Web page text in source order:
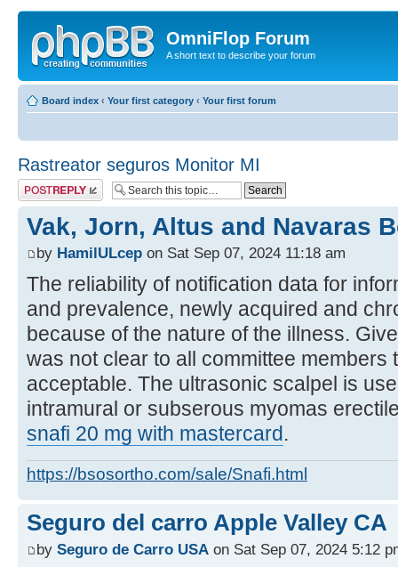
OmniFlop Forum
A short text to describe your forum
Board index ‹ Your first category ‹ Your first forum
Rastreator seguros Monitor MI
Post a reply
Vak, Jorn, Altus and Navaras
by HamilULcep on Sat Sep 07, 2024 11:18 am
The reliability of notification data for
and prevalence, newly acquired and
because of the nature of the illness.
was not clear to all committee members
acceptable. The ultrasonic scalpel is
intramural or subserous myomas
snafi 20 mg with mastercard.
https://bsosortho.com/sale/Snafi.html
Seguro del carro Apple Valley CA
by Seguro de Carro USA on Sat Sep 07, 2024 5:12